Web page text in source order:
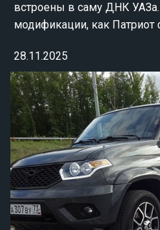
встроены в саму ДНК
модификации, как Патриот
28.11.2025